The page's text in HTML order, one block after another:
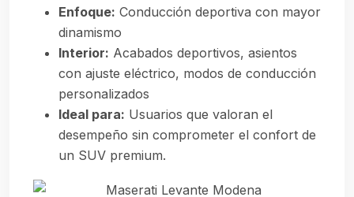
Enfoque: Conducción deportiva con mayor
dinamismo
Interior: Acabados deportivos, asientos
con ajuste eléctrico, modos de conducción
personalizados
Ideal para: Usuarios que valoran el
desempeño sin comprometer el confort de
un SUV premium.